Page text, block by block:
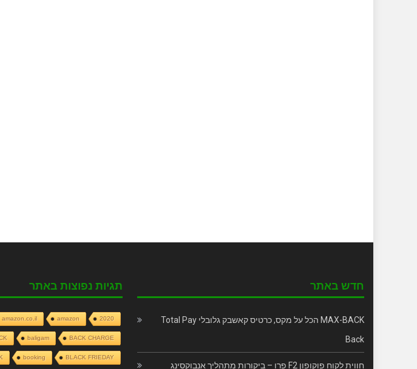
תגיות נפוצות באתר
2020
amazon
amazon.co.il
BACK CHARGE
baligam
BLACK FRIEDAY
booking
חדש באתר
MAX-BACK הכל על מקס, כרטיס קאשבק גלובלי Total Pay
Back
חווית לקוח פוקופון F2 פרו – ביקורות מתהליך אנבוקסינג